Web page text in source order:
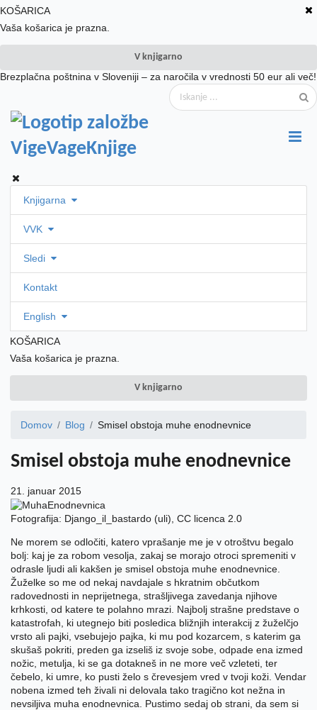
KOŠARICA
Vaša košarica je prazna.
V knjigarno
Brezplačna poštnina v Sloveniji – za naročila v vrednosti 50 eur ali več!
Knjigarna
VVK
Sledi
Kontakt
English
KOŠARICA
Vaša košarica je prazna.
V knjigarno
Domov Blog Smisel obstoja muhe enodnevnice
Smisel obstoja muhe enodnevnice
21. januar 2015
Fotografija: Django_il_bastardo (uli), CC licenca 2.0
Ne morem se odločiti, katero vprašanje me je v otroštvu begalo
bolj: kaj je za robom vesolja, zakaj se morajo otroci spremeniti v
odrasle ljudi ali kakšen je smisel obstoja muhe enodnevnice.
Žuželke so me od nekaj navdajale s hkratnim občutkom
radovednosti in neprijetnega, strašljivega zavedanja njihove
krhkosti, od katere te polahno mrazi. Najbolj strašne predstave o
katastrofah, ki utegnejo biti posledica bližnjih interakcij z žuželčjo
vrsto ali pajki, vsebujejo pajka, ki mu pod kozarcem, s katerim ga
skušaš pokriti, preden ga izseliš iz svoje sobe, odpade ena izmed
nožic, metulja, ki se ga dotakneš in ne more več vzleteti, ter
čebelo, ki umre, ko pusti želo s črevesjem vred v tvoji koži. Vendar
nobena izmed teh živali ni delovala tako tragično kot nežna in
nevsiljiva muha enodnevnica. Pustimo sedaj ob strani, da sem si